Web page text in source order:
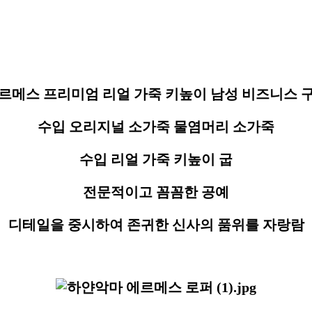
메스 프리미엄 리얼 가죽 키높이 남성 비즈니스
수입 오리지널 소가죽 물염머리 소가죽
수입 리얼 가죽 키높이 굽
전문적이고 꼼꼼한 공예
디테일을 중시하여 존귀한 신사의 품위를 자랑람